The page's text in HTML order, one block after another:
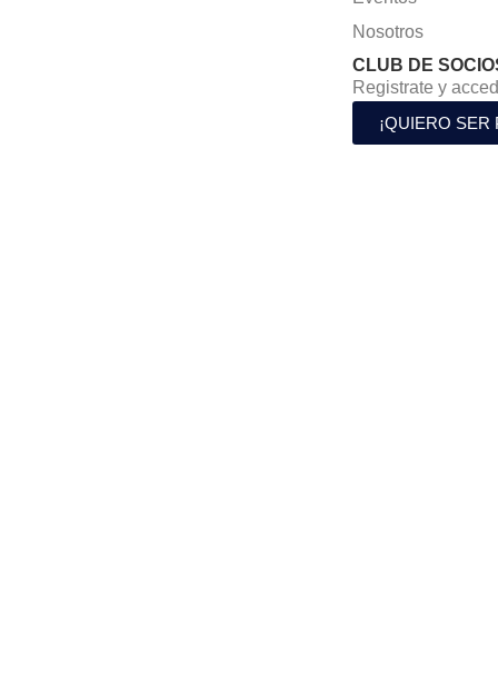
Nosotros
CLUB DE
Registrate y
¡QUIERO SER